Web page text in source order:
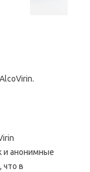
и анонимные
в